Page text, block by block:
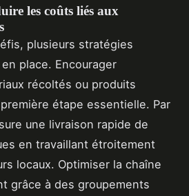
les coûts liés aux
plusieurs stratégies
place. Encourager
récoltés ou produits
étape essentielle. Par
une livraison rapide de
en travaillant étroitement
locaux. Optimiser la chaîne
grâce à des groupements